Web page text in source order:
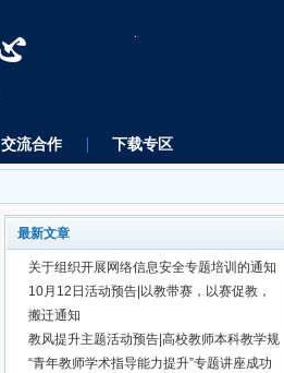
交流合作 下载专区
最新文章
关于组织开展网络信息安全专题培训的通知
10月12日活动预告|以教带赛，以赛促教，
以赛促改，青教赛经验分享——材化学院“才华
横溢”大讲堂
搬迁通知​
教风提升主题活动预告|高校教师本科教学规
范宣讲
“青年教师学术指导能力提升”专题讲座成功